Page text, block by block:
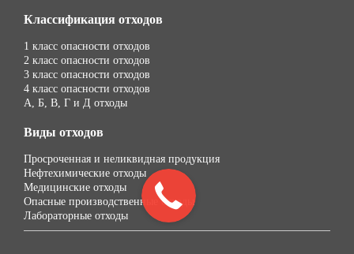
Классификация отходов
1 класс опасности отходов
2 класс опасности отходов
3 класс опасности отходов
4 класс опасности отходов
А, Б, В, Г и Д отходы
Виды отходов
Просроченная и неликвидная продукция
Нефтехимические отходы
Медицинские отходы
Опасные производственные отходы
Лабораторные отходы